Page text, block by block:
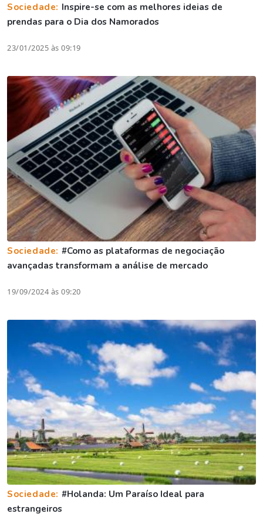
Sociedade: Inspire-se com as melhores ideias de
prendas para o Dia dos Namorados
23/01/2025 às 09:19
Sociedade: #Como as plataformas de negociação
avançadas transformam a análise de mercado
19/09/2024 às 09:20
Sociedade: #Holanda: Um Paraíso Ideal para
estrangeiros